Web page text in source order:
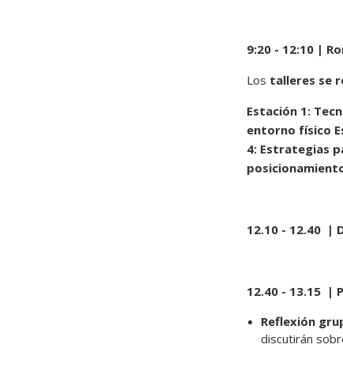
9:20 - 12:10 |
Los talleres se
Estación 1:
entorno físico
4: Estrategias
12.10 - 12.40 |
12.40 - 13.15 |
Reflexión
discutirán